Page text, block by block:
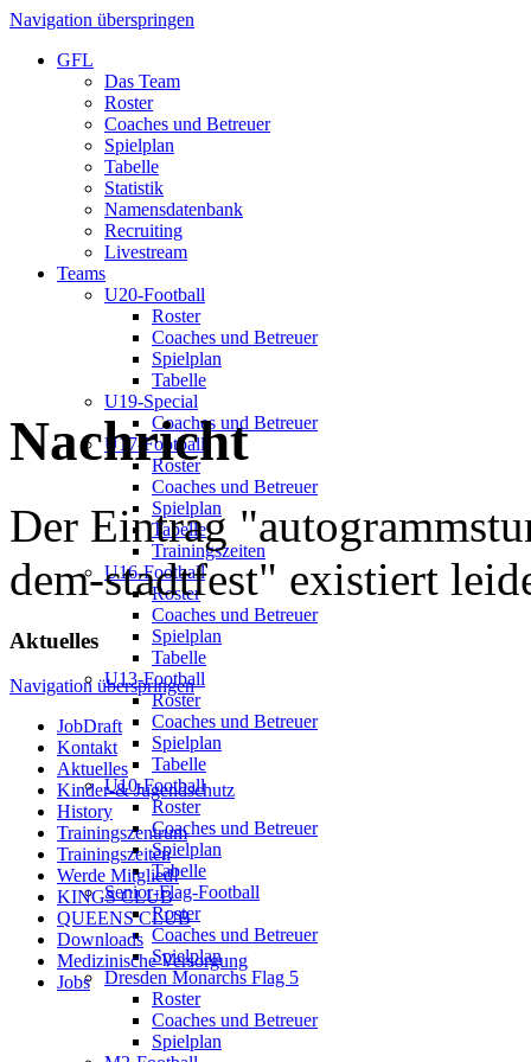
Navigation überspringen
GFL
Das Team
Roster
Coaches und Betreuer
Spielplan
Tabelle
Statistik
Namensdatenbank
Recruiting
Livestream
Teams
U20-Football
Roster
Coaches und Betreuer
Spielplan
Tabelle
U19-Special
Coaches und Betreuer
U17-Football
Roster
Coaches und Betreuer
Spielplan
Tabelle
Trainingszeiten
U16-Football
Roster
Coaches und Betreuer
Spielplan
Tabelle
U13-Football
Roster
Coaches und Betreuer
Spielplan
Tabelle
U10-Football
Roster
Coaches und Betreuer
Spielplan
Tabelle
Senior-Flag-Football
Roster
Coaches und Betreuer
Spielplan
Dresden Monarchs Flag 5
Roster
Coaches und Betreuer
Spielplan
Nachricht
Der Eintrag
dem-stadtfest" existiert
Aktuelles
Navigation überspringen
JobDraft
Kontakt
Aktuelles
Kinder-& Jugendschutz
History
Trainingszentrum
Trainingszeiten
Werde Mitglied!
KINGS CLUB
QUEENS CLUB
Downloads
Medizinische Versorgung
Jobs